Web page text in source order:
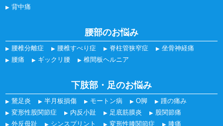
背中痛
腰部のお悩み
腰椎分離症 腰椎すべり症 脊柱管狭窄症
坐骨神経痛
腰痛
ギックリ腰 椎間板ヘルニア
下肢部・足のお悩み
鵞足炎 半月板損傷 モートン病 O脚
踵の痛み
変形性股関節症
内反小趾 足底筋膜炎
股関節痛
外反母趾
シンスプリント 変形性膝関節症 膝痛